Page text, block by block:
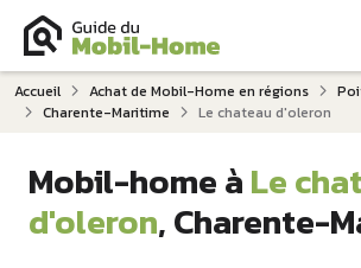
Accueil Achat de Mobil-Home en régions
Charente-Maritime
Le chateau d'oleron
Mobil-home àLe
d'oleron, Charente-